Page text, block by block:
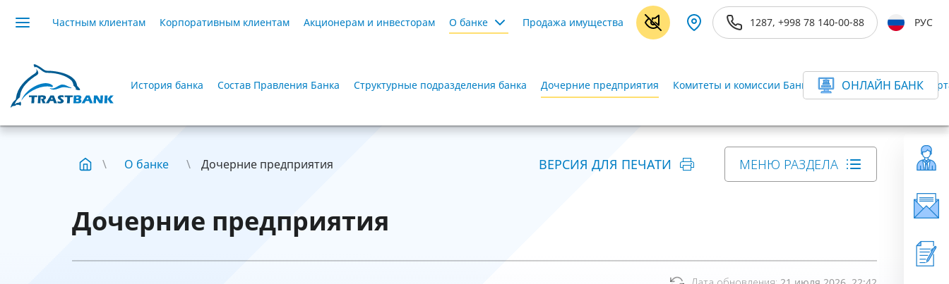
Частным клиентам Корпоративным клиентам Акционерам и инвесторам О банке Продажа имущества 1287, +998 78 140-00-88 РУС
История банка Состав Правления Банка Структурные подразделения банка Дочерние предприятия Комитеты и комиссии Банка Ревизор Банка
ОНЛАЙН БАНК
О банке Дочерние предприятия ВЕРСИЯ ДЛЯ ПЕЧАТИ МЕНЮ РАЗДЕЛА
Дочерние предприятия